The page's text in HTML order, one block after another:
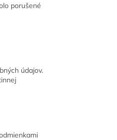
porušené
údajov.